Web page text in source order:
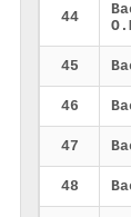
44
45
46
47
48